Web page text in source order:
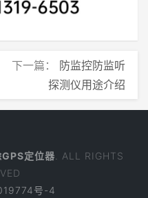
下一篇： 防监控防监听
探测仪用途介绍
定位器 . ALL RIGHTS
号-4